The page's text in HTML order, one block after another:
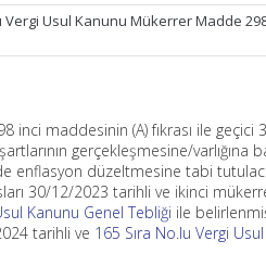
Vergi Usul Kanunu Mükerrer Madde
inci maddesinin (A) fıkrası ile geçici
gerçekleşmesine/varlığına
enflasyon düzeltmesine tabi
30/12/2023 tarihli ve ikinci
Kanunu Genel Tebliği ile
tarihli ve 165 Sıra No.lu Vergi